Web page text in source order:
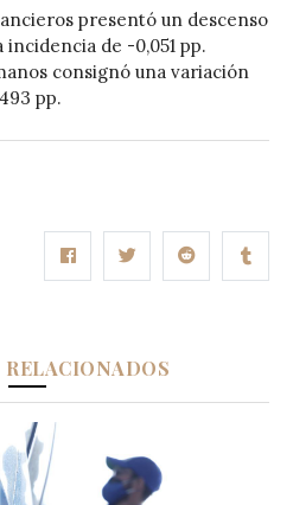
presentó un descenso
incidencia de -0,051 pp.
consignó una variación
pp.
RELACIONADOS